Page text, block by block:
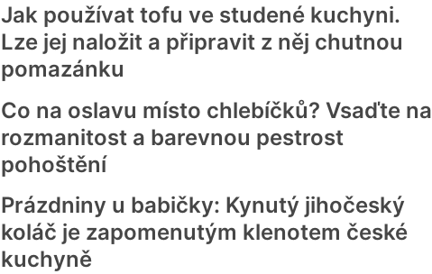
Jak používat tofu ve studené kuchyni.
Lze jej naložit a připravit z něj chutnou
pomazánku
Co na oslavu místo chlebíčků? Vsaďte na
rozmanitost a barevnou pestrost
pohoštění
Prázdniny u babičky: Kynutý jihočeský
koláč je zapomenutým klenotem české
kuchyně